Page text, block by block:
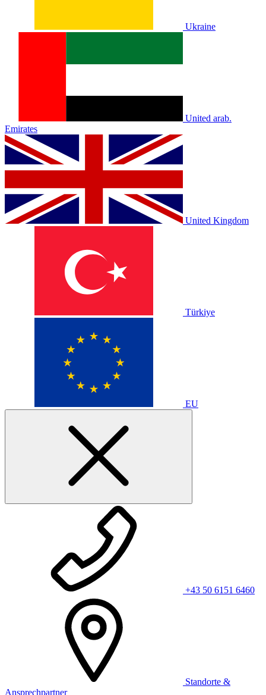
Ukraine
United arab.
Emirates
United Kingdom
Türkiye
EU
+43 50 6151 6460
Standorte &
Ansprechpartner